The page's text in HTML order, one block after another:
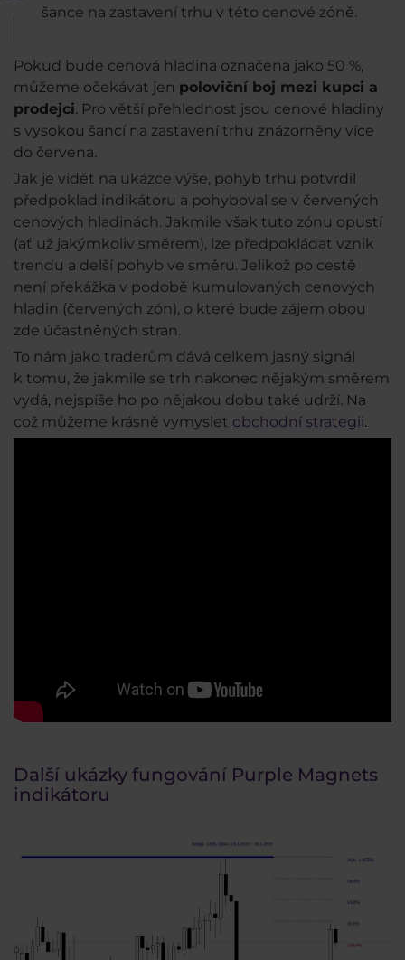
šance na zastavení trhu v této cenové zóně.
Pokud bude cenová hladina označena jako 50 %,
můžeme očekávat jen poloviční boj mezi kupci a
prodejci. Pro větší přehlednost jsou cenové hladiny
s vysokou šancí na zastavení trhu znázorněny více
do červena.
Jak je vidět na ukázce výše, pohyb trhu potvrdil
předpoklad indikátoru a pohyboval se v červených
cenových hladinách. Jakmile však tuto zónu opustí
(ať už jakýmkoliv směrem), lze předpokládat vznik
trendu a delší pohyb ve směru. Jelikož po cestě
není překážka v podobě kumulovaných cenových
hladin (červených zón), o které bude zájem obou
zde účastněných stran.
To nám jako traderům dává celkem jasný signál
k tomu, že jakmile se trh nakonec nějakým směrem
vydá, nejspíše ho po nějakou dobu také udrží. Na
což můžeme krásně vymyslet obchodní strategii.
Další ukázky fungování Purple Magnets
indikátoru